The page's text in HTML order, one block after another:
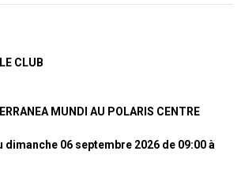
CLUB
MUNDI AU POLARIS CENTRE
dimanche 06 septembre 2026 de 09:00 à